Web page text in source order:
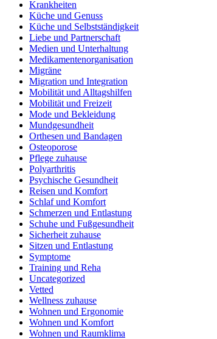
Krankheiten
Küche und Genuss
Küche und Selbstständigkeit
Liebe und Partnerschaft
Medien und Unterhaltung
Medikamentenorganisation
Migräne
Migration und Integration
Mobilität und Alltagshilfen
Mobilität und Freizeit
Mode und Bekleidung
Mundgesundheit
Orthesen und Bandagen
Osteoporose
Pflege zuhause
Polyarthritis
Psychische Gesundheit
Reisen und Komfort
Schlaf und Komfort
Schmerzen und Entlastung
Schuhe und Fußgesundheit
Sicherheit zuhause
Sitzen und Entlastung
Symptome
Training und Reha
Uncategorized
Vetted
Wellness zuhause
Wohnen und Ergonomie
Wohnen und Komfort
Wohnen und Raumklima